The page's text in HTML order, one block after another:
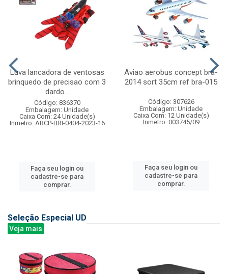
Luva lancadora de ventosas
brinquedo de precisao com 3
dardo...
Código: 836370
Embalagem: Unidade
Caixa Com: 24 Unidade(s)
Inmetro: ABCP-BRI-0404-2023-16
Faça seu login ou
cadastre-se para
comprar.
Aviao aerobus concept bra-
2014 sort 35cm ref bra-015
Código: 307626
Embalagem: Unidade
Caixa Com: 12 Unidade(s)
Inmetro: 003745/09
Faça seu login ou
cadastre-se para
comprar.
Seleção Especial UD
Veja mais